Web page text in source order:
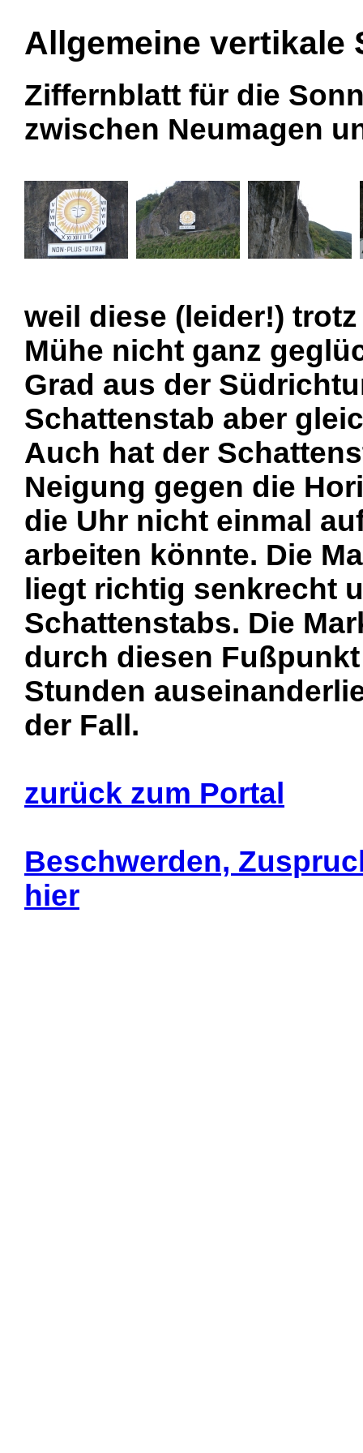
Allgemeine vertikale
Ziffernblatt für die
zwischen Neumagen
weil diese (leider!)
Mühe nicht ganz
Grad aus der
Schattenstab aber
Auch hat der
Neigung gegen die
die Uhr nicht einmal
arbeiten könnte. Die
liegt richtig senkrecht
Schattenstabs. Die
durch diesen
Stunden
der Fall.
zurück zum Portal
Beschwerden,
hier